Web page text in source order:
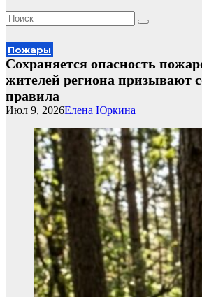
Пожары
Сохраняется опасность
жителей региона призывают
правила
Елена Юркина
Июл 9, 2026